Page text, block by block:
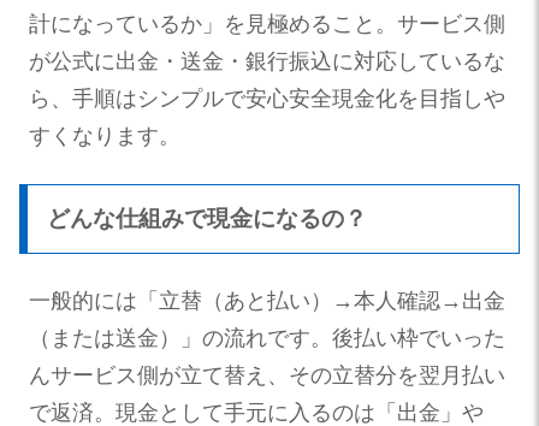
計になっているか」を見極めること。サービス側
が公式に出金・送金・銀行振込に対応しているな
ら、手順はシンプルで安心安全現金化を目指しや
すくなります。
どんな仕組みで現金になるの？
一般的には「立替（あと払い）→本人確認→出金
（または送金）」の流れです。後払い枠でいった
んサービス側が立て替え、その立替分を翌月払い
で返済。現金として手元に入るのは「出金」や